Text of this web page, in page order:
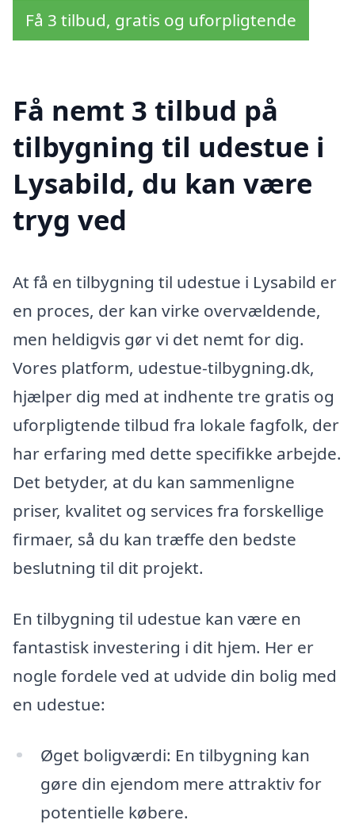
Få 3 tilbud, gratis og uforpligtende
Få nemt 3 tilbud på
tilbygning til udestue i
Lysabild, du kan være
tryg ved
At få en tilbygning til udestue i Lysabild er
en proces, der kan virke overvældende,
men heldigvis gør vi det nemt for dig.
Vores platform, udestue-tilbygning.dk,
hjælper dig med at indhente tre gratis og
uforpligtende tilbud fra lokale fagfolk, der
har erfaring med dette specifikke arbejde.
Det betyder, at du kan sammenligne
priser, kvalitet og services fra forskellige
firmaer, så du kan træffe den bedste
beslutning til dit projekt.
En tilbygning til udestue kan være en
fantastisk investering i dit hjem. Her er
nogle fordele ved at udvide din bolig med
en udestue:
Øget boligværdi: En tilbygning kan
gøre din ejendom mere attraktiv for
potentielle købere.